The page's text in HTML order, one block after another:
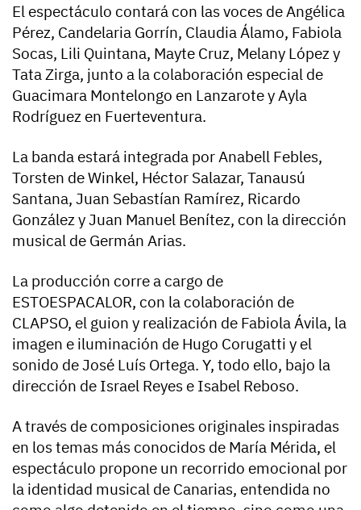
El espectáculo contará con las voces de Angélica
Pérez, Candelaria Gorrín, Claudia Álamo, Fabiola
Socas, Lili Quintana, Mayte Cruz, Melany López y
Tata Zirga, junto a la colaboración especial de
Guacimara Montelongo en Lanzarote y Ayla
Rodríguez en Fuerteventura.
La banda estará integrada por Anabell Febles,
Torsten de Winkel, Héctor Salazar, Tanausú
Santana, Juan Sebastían Ramírez, Ricardo
González y Juan Manuel Benítez, con la dirección
musical de Germán Arias.
La producción corre a cargo de
ESTOESPACALOR, con la colaboración de
CLAPSO, el guion y realización de Fabiola Ávila, la
imagen e iluminación de Hugo Corugatti y el
sonido de José Luís Ortega. Y, todo ello, bajo la
dirección de Israel Reyes e Isabel Reboso.
A través de composiciones originales inspiradas
en los temas más conocidos de María Mérida, el
espectáculo propone un recorrido emocional por
la identidad musical de Canarias, entendida no